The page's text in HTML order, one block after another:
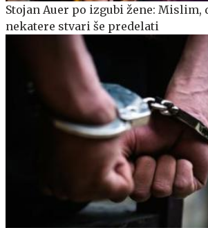
Stojan Auer po izgubi žene: Mislim,
nekatere stvari še predelati